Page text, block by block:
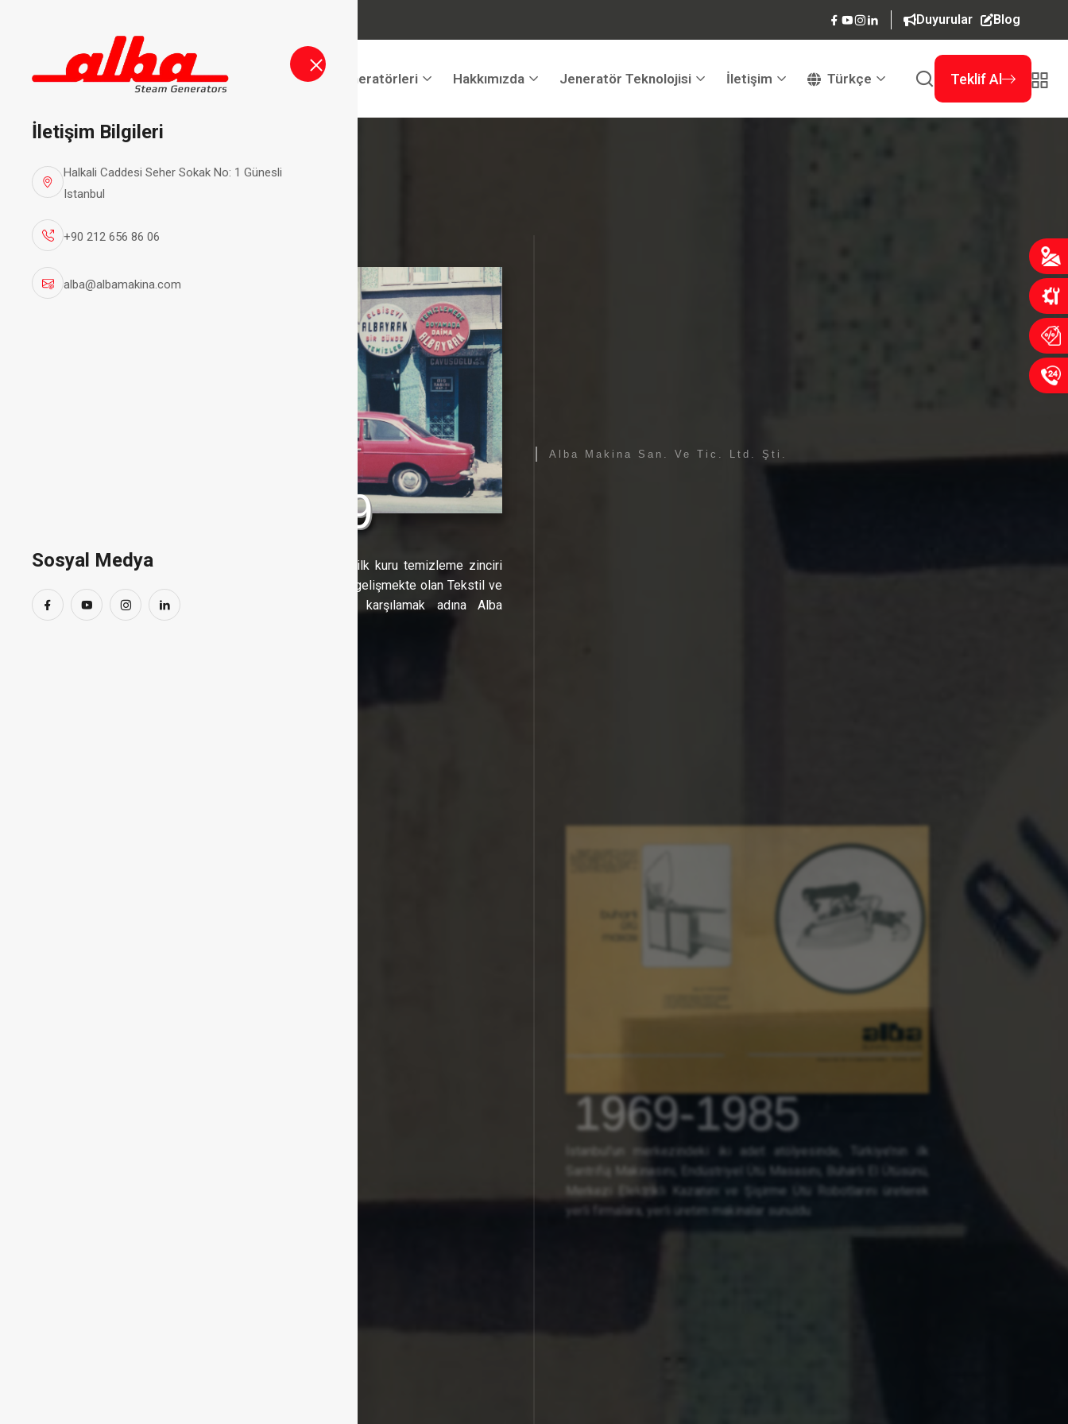
Duyurular Blog
Buhar Jeneratörleri Hakkımızda Jeneratör Teknolojisi İletişim Türkçe Teklif Al
İletişim Bilgileri
Halkali Caddesi Seher Sokak No: 1 Günesli
Istanbul
+90 212 656 86 06
alba@albamakina.com
Sosyal Medya
1960-1969
Albayrak Kuru Temizleme” Türkiye’nin ilk kuru temizleme zinciri
olarak faaliyetlerine başladı.Türkiye’de gelişmekte olan Tekstil ve
Konfeksiyon sektörlerinin taleplerini karşılamak adına Alba
Makina San. Ve Tic. Ltd. Şti. kuruldu.
1969-1985
İstanbul’un merkezindeki iki adet atölyesinde, Türkiye’nin ilk
Santrifüj Makinasını, Endüstriyel Ütü Masasını, Buharlı El Ütüsünü,
Merkezi Elektrikli Kazanını ve Şişirme Ütü Robotlarını üreterek
yerli firmalara, yerli üretim makinalar sunuldu.